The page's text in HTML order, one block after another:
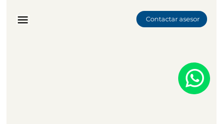
Contactar asesor